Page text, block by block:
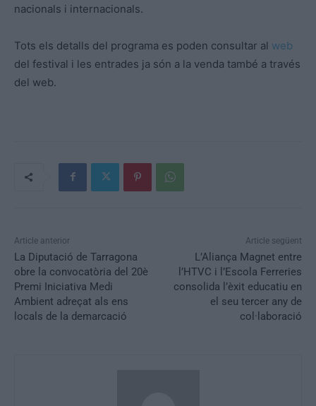
nacionals i internacionals.
Tots els detalls del programa es poden consultar al web
del festival i les entrades ja són a la venda també a través
del web.
Article anterior
La Diputació de Tarragona
obre la convocatòria del 20è
Premi Iniciativa Medi
Ambient adreçat als ens
locals de la demarcació
Article següent
L’Aliança Magnet entre
l’HTVC i l’Escola Ferreries
consolida l’èxit educatiu en
el seu tercer any de
col·laboració